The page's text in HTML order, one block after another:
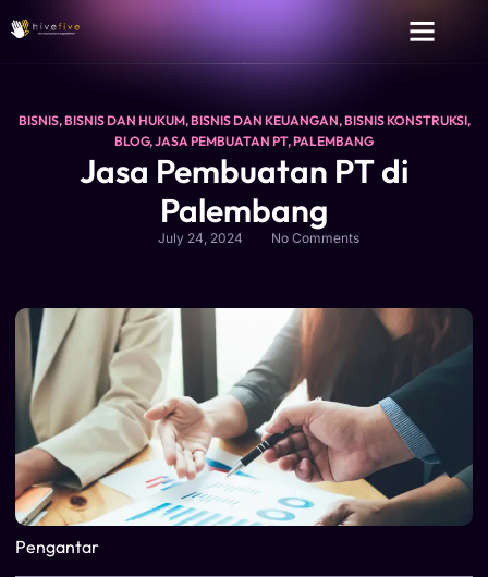
BISNIS,BISNIS DAN HUKUM,BISNIS DAN KEUANGAN,BISNIS KONSTRUKSI,
BLOG,JASA PEMBUATAN PT,PALEMBANG
Jasa Pembuatan PT di
Palembang
July 24, 2024 No Comments
Pengantar